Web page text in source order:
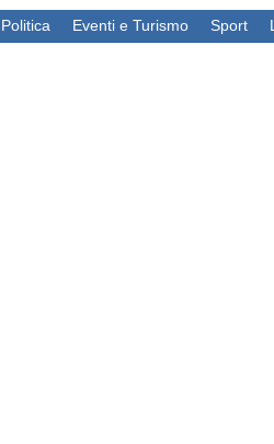
Politica Eventi e Turismo Sport